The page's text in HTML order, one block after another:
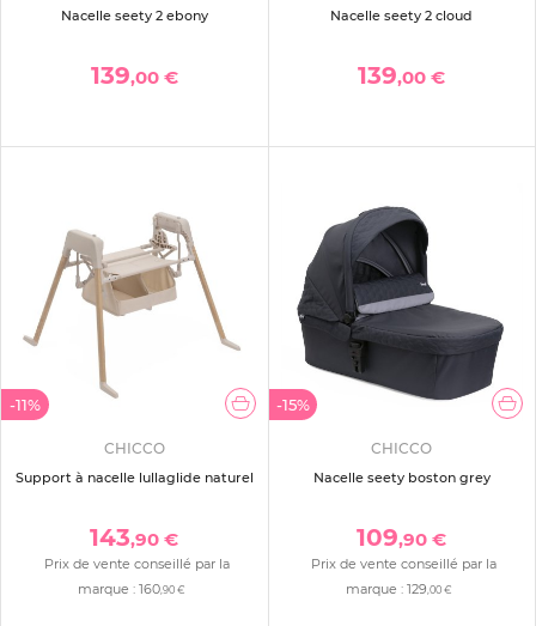
Nacelle seety 2 ebony
139,00 €
Nacelle seety 2 cloud
139,00 €
-11%
CHICCO
Support à nacelle lullaglide naturel
143,90 €
Prix de vente conseillé par la
marque :160,90 €
-15%
CHICCO
Nacelle seety boston grey
109,90 €
Prix de vente conseillé par la
marque :129,00 €